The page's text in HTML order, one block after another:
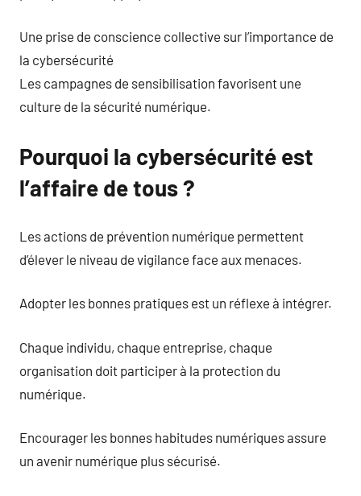
Une prise de conscience collective sur l’importance de
la cybersécurité
Les campagnes de sensibilisation favorisent une
culture de la sécurité numérique.
Pourquoi la cybersécurité est
l’affaire de tous ?
Les actions de prévention numérique permettent
d’élever le niveau de vigilance face aux menaces.
Adopter les bonnes pratiques est un réflexe à intégrer.
Chaque individu, chaque entreprise, chaque
organisation doit participer à la protection du
numérique.
Encourager les bonnes habitudes numériques assure
un avenir numérique plus sécurisé.